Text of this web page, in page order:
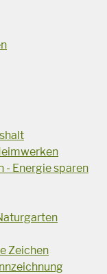
- Energie sparen
Zeichen